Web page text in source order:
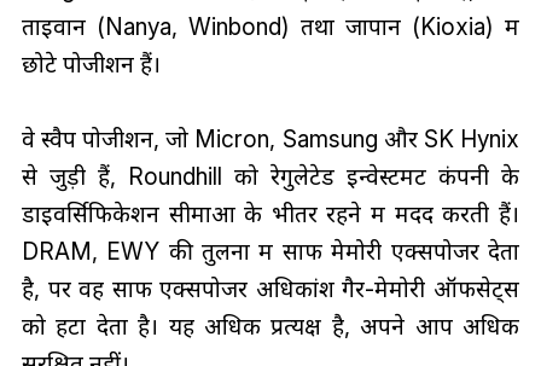
ताइवान (Nanya, Winbond) तथा जापान (Kioxia) में
छोटे पोजीशन हैं।
वे स्वैप पोजीशन, जो Micron, Samsung और SK Hynix
से जुड़ी हैं, Roundhill को रेगुलेटेड इन्वेस्टमेंट कंपनी के
डाइवर्सिफिकेशन सीमाओं के भीतर रहने में मदद करती हैं।
DRAM, EWY की तुलना में साफ मेमोरी एक्सपोजर देता
है, पर वह साफ एक्सपोजर अधिकांश गैर-मेमोरी ऑफसेट्स
को हटा देता है। यह अधिक प्रत्यक्ष है, अपने आप अधिक